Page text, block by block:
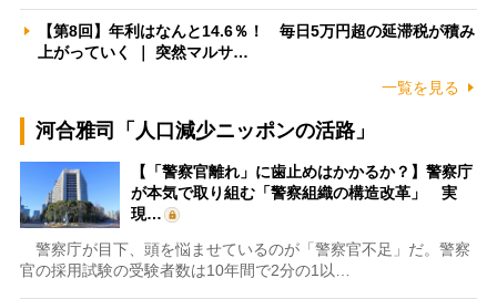
【第8回】年利はなんと14.6％！ 毎日5万円超の延滞税が積み
上がっていく ｜ 突然マルサ…
一覧を見る
河合雅司「人口減少ニッポンの活路」
【「警察官離れ」に歯止めはかかるか？】警察庁
が本気で取り組む「警察組織の構造改革」 実
現…
警察庁が目下、頭を悩ませているのが「警察官不足」だ。警察
官の採用試験の受験者数は10年間で2分の1以…